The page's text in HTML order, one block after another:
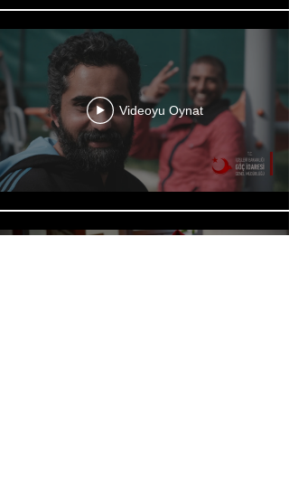
Videoyu Oynat